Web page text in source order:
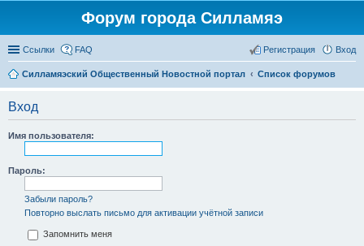
Форум города Силламяэ
Ссылки FAQ Вход
Регистрация
Силламяэский Общественный Новостной портал Список форумов
Вход
Имя пользователя:
Пароль:
Забыли пароль?
Повторно выслать письмо для активации учётной записи
Запомнить меня